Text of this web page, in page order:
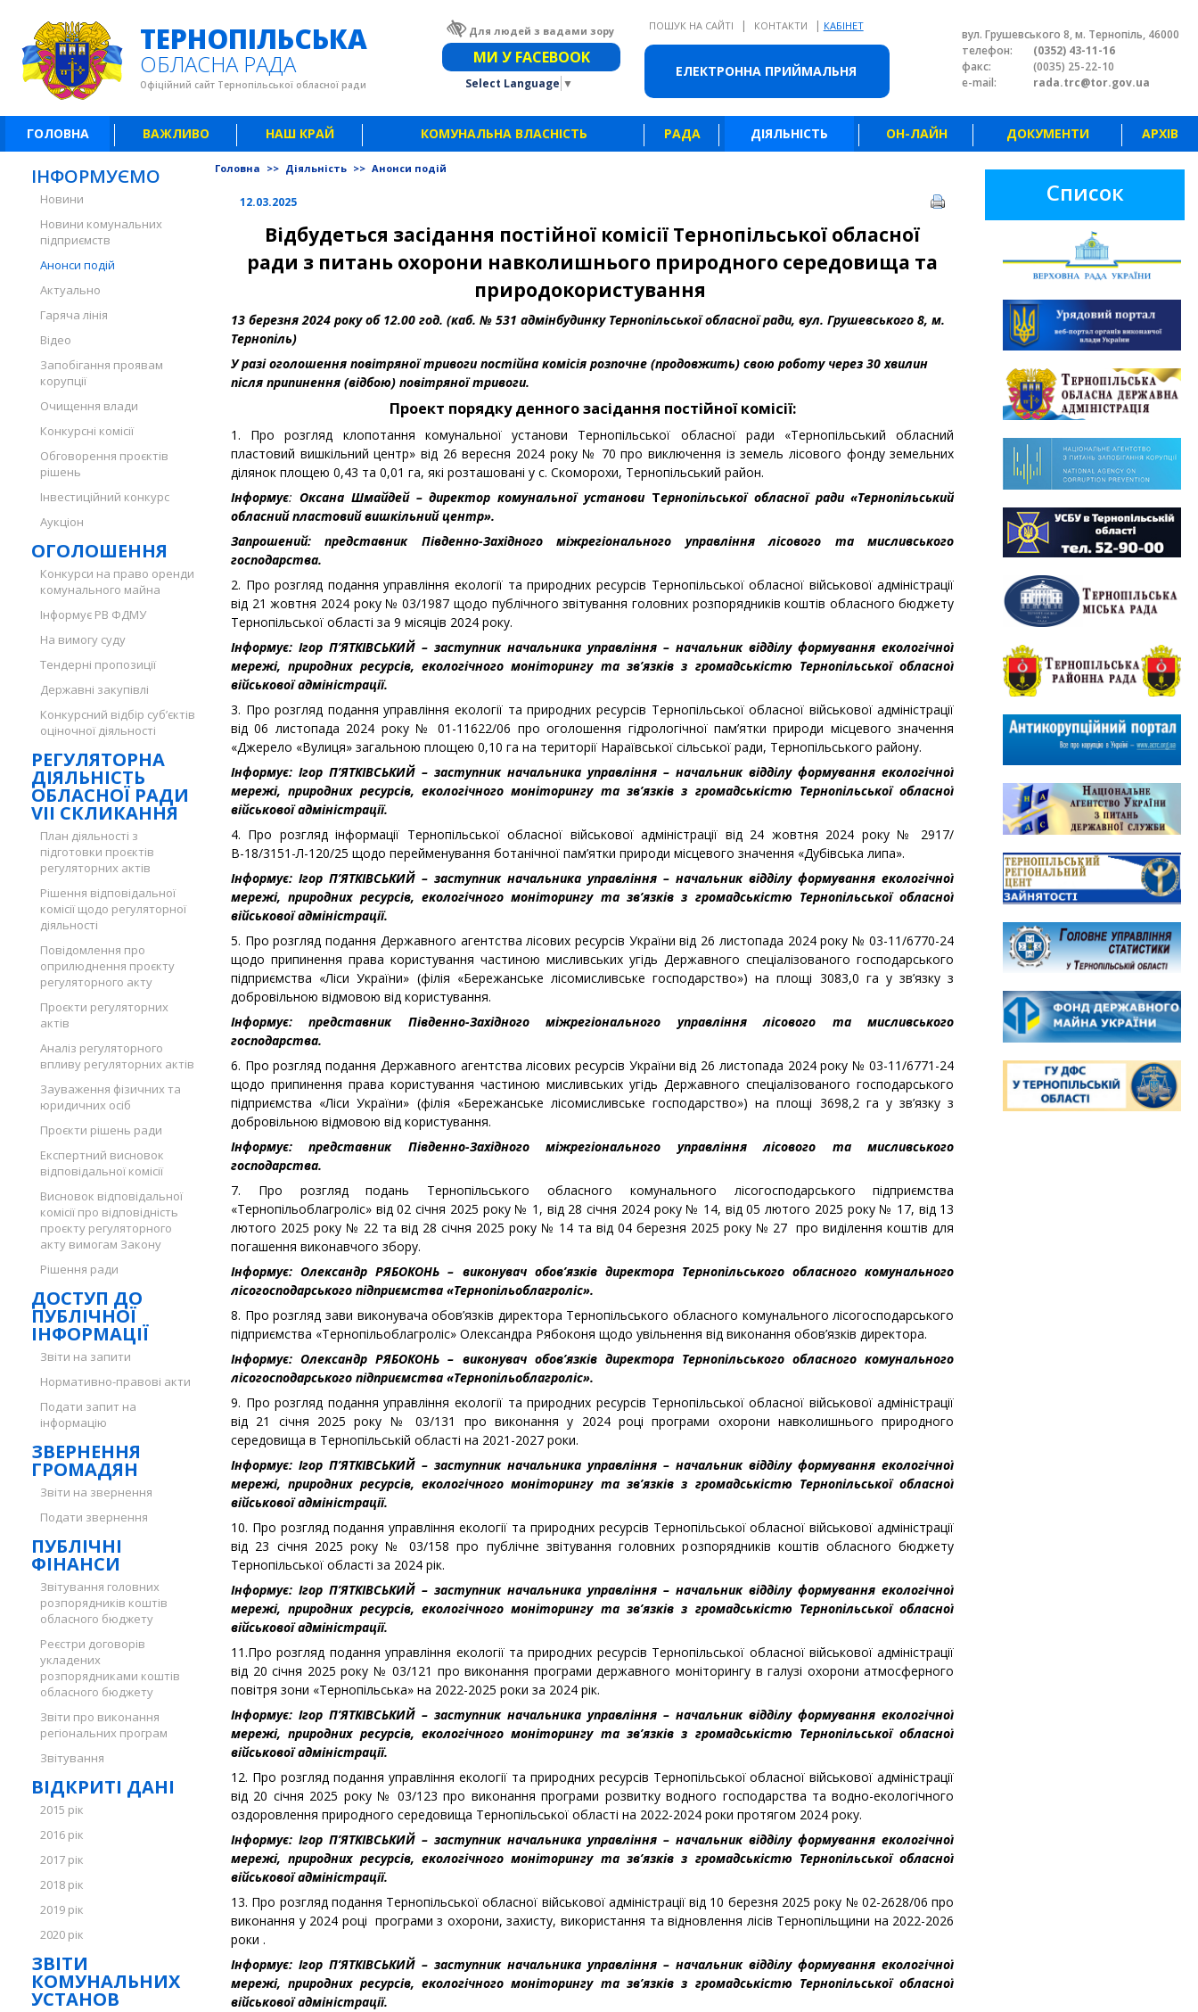
ЕЛЕКТРОННА ПРИЙМАЛЬНЯ
ТЕРНОПІЛЬСЬКА
ОБЛАСНА РАДА
Офіційний сайт Тернопільської обласної ради
Для людей з вадами зору Звичайна версія сайту
МИ У FACEBOOK
Select Language ▼
ПОШУК НА САЙТІ | КОНТАКТИ | КАБІНЕТ
вул. Грушевського 8, м. Тернопіль, 46000
телефон:
(0352) 43-11-16
факс:
(0035) 25-22-10
e-mail:
rada.trc@tor.gov.ua
ГОЛОВНА ВАЖЛИВО НАШ КРАЙ КОМУНАЛЬНА ВЛАСНІСТЬ РАДА ДІЯЛЬНІСТЬ ОН-ЛАЙН ДОКУМЕНТИ АРХІВ
ІНФОРМУЄМО
Новини
Новини комунальних
підприємств
Анонси подій
Актуально
Гаряча лінія
Відео
Запобігання проявам
корупції
Очищення влади
Конкурсні комісії
Обговорення проєктів
рішень
Інвестиційний конкурс
Аукціон
ОГОЛОШЕННЯ
Конкурси на право оренди
комунального майна
Інформує РВ ФДМУ
На вимогу суду
Тендерні пропозиції
Державні закупівлі
Конкурсний відбір суб’єктів
оціночної діяльності
РЕГУЛЯТОРНА
ДІЯЛЬНІСТЬ
ОБЛАСНОЇ РАДИ
VII СКЛИКАННЯ
План діяльності з
підготовки проєктів
регуляторних актів
Рішення відповідальної
комісії щодо регуляторної
діяльності
Повідомлення про
оприлюднення проєкту
регуляторного акту
Проєкти регуляторних
актів
Аналіз регуляторного
впливу регуляторних актів
Зауваження фізичних та
юридичних осіб
Проєкти рішень ради
Експертний висновок
відповідальної комісії
Висновок відповідальної
комісії про відповідність
проєкту регуляторного
акту вимогам Закону
Рішення ради
ДОСТУП ДО
ПУБЛІЧНОЇ
ІНФОРМАЦІЇ
Звіти на запити
Нормативно-правові акти
Подати запит на
інформацію
ЗВЕРНЕННЯ
ГРОМАДЯН
Звіти на звернення
Подати звернення
ПУБЛІЧНІ
ФІНАНСИ
Звітування головних
розпорядників коштів
обласного бюджету
Реєстри договорів
укладених
розпорядниками коштів
обласного бюджету
Звіти про виконання
регіональних програм
Звітування
ВІДКРИТІ ДАНІ
2015 рік
2016 рік
2017 рік
2018 рік
2019 рік
2020 рік
ЗВІТИ
КОМУНАЛЬНИХ
УСТАНОВ
Головна >> Діяльність >> Анонси подій
12.03.2025
Відбудеться засідання постійної комісії Тернопільської обласної
ради з питань охорони навколишнього природного середовища та
природокористування
13 березня 2024 року об 12.00 год. (каб. № 531 адмінбудинку Тернопільської обласної ради, вул. Грушевського 8, м.
Тернопіль)
У разі оголошення повітряної тривоги постійна комісія розпочне (продовжить) свою роботу через 30 хвилин
після припинення (відбою) повітряної тривоги.
Проект порядку денного засідання постійної комісії:
1. Про розгляд клопотання комунальної установи Тернопільської обласної ради «Тернопільський обласний
пластовий вишкільний центр» від 26 вересня 2024 року № 70 про виключення із земель лісового фонду земельних
ділянок площею 0,43 та 0,01 га, які розташовані у с. Скоморохи, Тернопільський район.
Інформує: Оксана Шмайдей – директор комунальної установи Тернопільської обласної ради «Тернопільський
обласний пластовий вишкільний центр».
Запрошений: представник Південно-Західного міжрегіонального управління лісового та мисливського
господарства.
2. Про розгляд подання управління екології та природних ресурсів Тернопільської обласної військової адміністрації
від 21 жовтня 2024 року № 03/1987 щодо публічного звітування головних розпорядників коштів обласного бюджету
Тернопільської області за 9 місяців 2024 року.
Інформує: Ігор П’ЯТКІВСЬКИЙ – заступник начальника управління – начальник відділу формування екологічної
мережі, природних ресурсів, екологічного моніторингу та зв’язків з громадськістю Тернопільської обласної
військової адміністрації.
3. Про розгляд подання управління екології та природних ресурсів Тернопільської обласної військової адміністрації
від 06 листопада 2024 року № 01-11622/06 про оголошення гідрологічної пам’ятки природи місцевого значення
«Джерело «Вулиця» загальною площею 0,10 га на території Нараївської сільської ради, Тернопільського району.
Інформує: Ігор П’ЯТКІВСЬКИЙ – заступник начальника управління – начальник відділу формування екологічної
мережі, природних ресурсів, екологічного моніторингу та зв’язків з громадськістю Тернопільської обласної
військової адміністрації.
4. Про розгляд інформації Тернопільської обласної військової адміністрації від 24 жовтня 2024 року № 2917/
В-18/3151-Л-120/25 щодо перейменування ботанічної пам’ятки природи місцевого значення «Дубівська липа».
Інформує: Ігор П’ЯТКІВСЬКИЙ – заступник начальника управління – начальник відділу формування екологічної
мережі, природних ресурсів, екологічного моніторингу та зв’язків з громадськістю Тернопільської обласної
військової адміністрації.
5. Про розгляд подання Державного агентства лісових ресурсів України від 26 листопада 2024 року № 03-11/6770-24
щодо припинення права користування частиною мисливських угідь Державного спеціалізованого господарського
підприємства «Ліси України» (філія «Бережанське лісомисливське господарство») на площі 3083,0 га у зв’язку з
добровільною відмовою від користування.
Інформує: представник Південно-Західного міжрегіонального управління лісового та мисливського
господарства.
6. Про розгляд подання Державного агентства лісових ресурсів України від 26 листопада 2024 року № 03-11/6771-24
щодо припинення права користування частиною мисливських угідь Державного спеціалізованого господарського
підприємства «Ліси України» (філія «Бережанське лісомисливське господарство») на площі 3698,2 га у зв’язку з
добровільною відмовою від користування.
Інформує: представник Південно-Західного міжрегіонального управління лісового та мисливського
господарства.
7. Про розгляд подань Тернопільського обласного комунального лісогосподарського підприємства
«Тернопільоблагроліс» від 02 січня 2025 року № 1, від 28 січня 2024 року № 14, від 05 лютого 2025 року № 17, від 13
лютого 2025 року № 22 та від 28 січня 2025 року № 14 та від 04 березня 2025 року № 27 про виділення коштів для
погашення виконавчого збору.
Інформує: Олександр РЯБОКОНЬ – виконувач обов’язків директора Тернопільського обласного комунального
лісогосподарського підприємства «Тернопільоблагроліс».
8. Про розгляд зави виконувача обов’язків директора Тернопільського обласного комунального лісогосподарського
підприємства «Тернопільоблагроліс» Олександра Рябоконя щодо увільнення від виконання обов’язків директора.
Інформує: Олександр РЯБОКОНЬ – виконувач обов’язків директора Тернопільського обласного комунального
лісогосподарського підприємства «Тернопільоблагроліс».
9. Про розгляд подання управління екології та природних ресурсів Тернопільської обласної військової адміністрації
від 21 січня 2025 року № 03/131 про виконання у 2024 році програми охорони навколишнього природного
середовища в Тернопільській області на 2021-2027 роки.
Інформує: Ігор П’ЯТКІВСЬКИЙ – заступник начальника управління – начальник відділу формування екологічної
мережі, природних ресурсів, екологічного моніторингу та зв’язків з громадськістю Тернопільської обласної
військової адміністрації.
10. Про розгляд подання управління екології та природних ресурсів Тернопільської обласної військової адміністрації
від 23 січня 2025 року № 03/158 про публічне звітування головних розпорядників коштів обласного бюджету
Тернопільської області за 2024 рік.
Інформує: Ігор П’ЯТКІВСЬКИЙ – заступник начальника управління – начальник відділу формування екологічної
мережі, природних ресурсів, екологічного моніторингу та зв’язків з громадськістю Тернопільської обласної
військової адміністрації.
11.Про розгляд подання управління екології та природних ресурсів Тернопільської обласної військової адміністрації
від 20 січня 2025 року № 03/121 про виконання програми державного моніторингу в галузі охорони атмосферного
повітря зони «Тернопільська» на 2022-2025 роки за 2024 рік.
Інформує: Ігор П’ЯТКІВСЬКИЙ – заступник начальника управління – начальник відділу формування екологічної
мережі, природних ресурсів, екологічного моніторингу та зв’язків з громадськістю Тернопільської обласної
військової адміністрації.
12. Про розгляд подання управління екології та природних ресурсів Тернопільської обласної військової адміністрації
від 20 січня 2025 року № 03/123 про виконання програми розвитку водного господарства та водно-екологічного
оздоровлення природного середовища Тернопільської області на 2022-2024 роки протягом 2024 року.
Інформує: Ігор П’ЯТКІВСЬКИЙ – заступник начальника управління – начальник відділу формування екологічної
мережі, природних ресурсів, екологічного моніторингу та зв’язків з громадськістю Тернопільської обласної
військової адміністрації.
13. Про розгляд подання Тернопільської обласної військової адміністрації від 10 березня 2025 року № 02-2628/06 про
виконання у 2024 році програми з охорони, захисту, використання та відновлення лісів Тернопільщини на 2022-2026
роки .
Інформує: Ігор П’ЯТКІВСЬКИЙ – заступник начальника управління – начальник відділу формування екологічної
мережі, природних ресурсів, екологічного моніторингу та зв’язків з громадськістю Тернопільської обласної
військової адміністрації.
Список